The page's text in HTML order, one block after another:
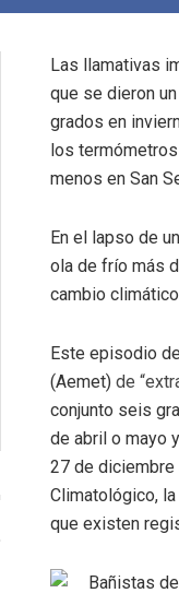
Las llamativas
que se dieron
grados en
los
menos en San
En el lapso de
ola de frío más
cambio
Este episodio
(Aemet) de
conjunto seis
de abril o mayo
27 de
Climatológico,
que existen